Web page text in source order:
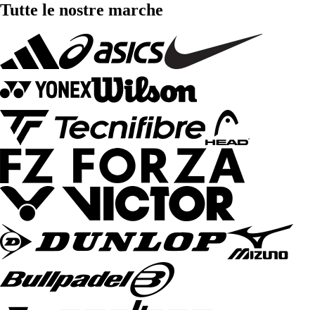
Tutte le nostre marche